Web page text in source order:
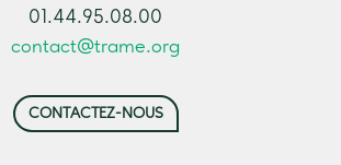
01.44.95.08.00
contact@trame.org
CONTACTEZ-NOUS